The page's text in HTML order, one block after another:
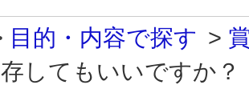
目的・内容で探す >
してもいいですか？